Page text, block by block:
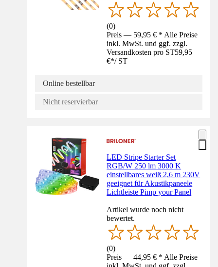
(0)
Preis — 59,95 € * Alle Preise
inkl. MwSt. und ggf. zzgl.
Versandkosten pro ST59,95
€*/ ST
Online bestellbar
Nicht reservierbar
LED Stripe Starter Set
RGB/W 250 lm 3000 K
einstellbares weiß 2,6 m 230V
geeignet für Akustikpaneele
Lichtleiste Pimp your Panel
Artikel wurde noch nicht
bewertet.
(0)
Preis — 44,95 € * Alle Preise